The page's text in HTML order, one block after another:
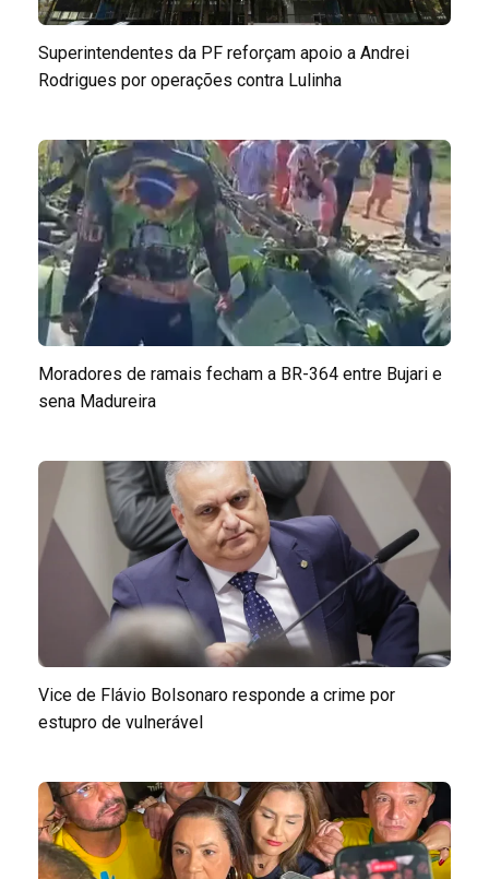
Superintendentes da PF reforçam apoio a Andrei
Rodrigues por operações contra Lulinha
Moradores de ramais fecham a BR-364 entre Bujari e
sena Madureira
Vice de Flávio Bolsonaro responde a crime por
estupro de vulnerável